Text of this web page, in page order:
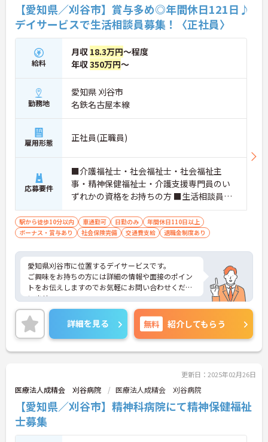
【愛知県／刈谷市】賞与多め◎年間休日121日♪
デイサービスで生活相談員募集！〈正社員〉
給料
月収 18.3万円～程度
年収350万円～
勤務地
愛知県 刈谷市
名鉄名古屋本線
雇用形態 正社員(正職員)
応募要件
■介護福祉士・社会福祉士・社会福祉主
事・精神保健福祉士・介護支援専門員のい
ずれかの資格をお持ちの方 ■生活相談員と
しての経験があればなお可
駅から徒歩10分以内 車通勤可 日勤のみ
年間休日110日以上
ボーナス・賞与あり
社会保険完備 交通費支給 退職金制度あり
愛知県刈谷市に位置するデイサービスです。
ご興味をお持ちの方には詳細の情報や面接のポイン
トをお伝えしますのでお気軽にお問い合わせくださ
いませ。
詳細を見る 無料 紹介してもらう
更新日：2025年02月26日
医療法人成精会 刈谷病院 医療法人成精会 刈谷病院
【愛知県／刈谷市】精神科病院にて精神保健福祉
士募集